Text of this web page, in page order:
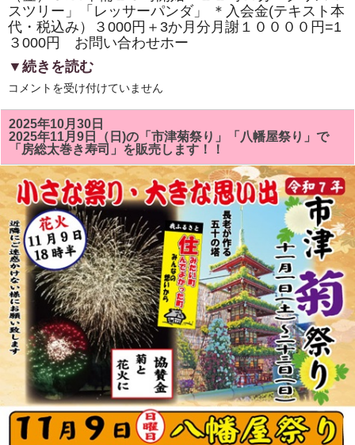
教
室
も
あ
ま
す。
は
スツリー」「レッサーパンダ」 ＊入会金(テキスト本
代・税込み）３000円＋3か月分月謝１００００円=1
３000円 お問い合わせホー
▼続きを読む
１
月
の
房
総
太
巻
き
ず
し
教
室
は
「ク
リ
ス
マ
ス
ツ
リ
ー
ま
た
は
サ
カ」
と
「レ
コメントを受け付けていません
2025年10月30日
2025年11月9日（日)の「市津菊祭り」「八幡屋祭り」で
「房総太巻き寿司」を販売します！！